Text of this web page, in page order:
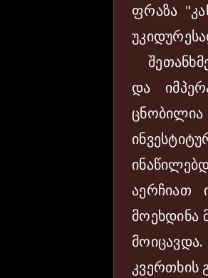
ფრაზა
და
აერჩიათ
მოეხდინა
კვერთხის